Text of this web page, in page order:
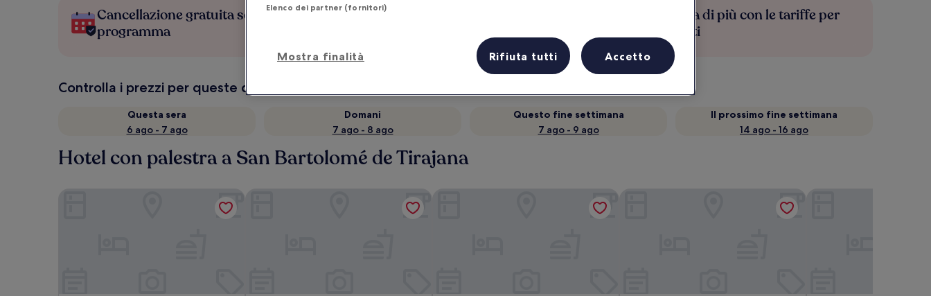
Cancellazione gratuita se cambi
programma
Accumula vantaggi con ogni notte di
Risparmia di più con le tariffe per
soli iscritti
Controlla i prezzi per queste date
Questa sera
6 ago - 7 ago
Domani
7 ago - 8 ago
Questo fine settimana
7 ago - 9 ago
Il prossimo fine settimana
14 ago - 16 ago
Hotel con palestra a San Bartolomé de Tirajana
Sport Hotel Monte Feliz - powered by PlayitasLopesan Villa del Conde Resort & Thalasso Axel Beach Maspalomas - Adults Only
Elenco dei partner (fornitori)
Mostra finalità Rifiuta tutti Accetto